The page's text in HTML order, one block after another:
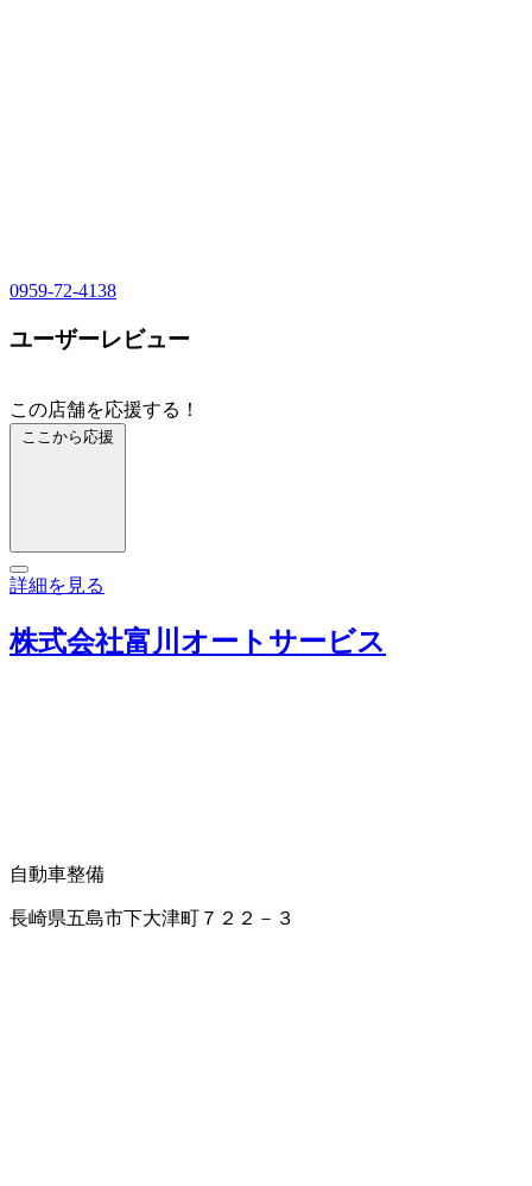
0959-72-4138
ユーザーレビュー
この店舗を応援する！
ここから応援
詳細を見る
株式会社富川オートサービス
自動車整備
長崎県五島市下大津町７２２－３